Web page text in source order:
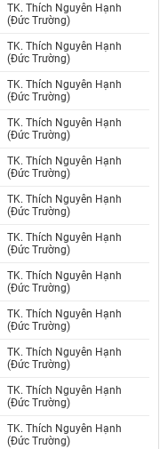
TK. Thích Nguyên Hạnh
(Đức Trường)
TK. Thích Nguyên Hạnh
(Đức Trường)
TK. Thích Nguyên Hạnh
(Đức Trường)
TK. Thích Nguyên Hạnh
(Đức Trường)
TK. Thích Nguyên Hạnh
(Đức Trường)
TK. Thích Nguyên Hạnh
(Đức Trường)
TK. Thích Nguyên Hạnh
(Đức Trường)
TK. Thích Nguyên Hạnh
(Đức Trường)
TK. Thích Nguyên Hạnh
(Đức Trường)
TK. Thích Nguyên Hạnh
(Đức Trường)
TK. Thích Nguyên Hạnh
(Đức Trường)
TK. Thích Nguyên Hạnh
(Đức Trường)